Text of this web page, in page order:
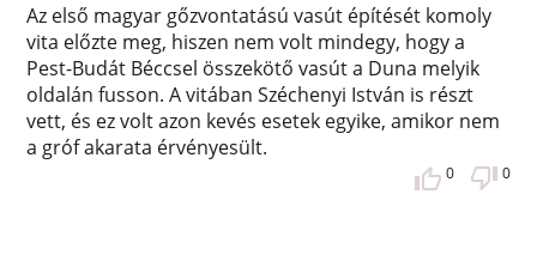
Az első magyar gőzvontatású vasút építését komoly
vita előzte meg, hiszen nem volt mindegy, hogy a
Pest-Budát Béccsel összekötő vasút a Duna melyik
oldalán fusson. A vitában Széchenyi István is részt
vett, és ez volt azon kevés esetek egyike, amikor nem
a gróf akarata érvényesült.
0 0